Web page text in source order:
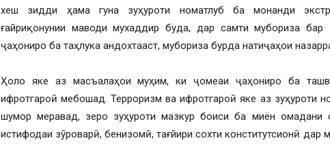
хеш зидди ҳама гуна зуҳуроти номатлуб ба монанди
ғайриқонунии маводи мухаддир буда, дар самти мубориза
ҷаҳониро ба таҳлука андохтааст, мубориза бурда натиҷаҳои
Ҳоло яке аз масъалаҳои муҳим, ки ҷомеаи ҷаҳониро ба
ифротгароӣ мебошад. Терроризм ва ифротгароӣ яке аз зуҳуроти
шумор меравад, зеро зуҳуроти мазкур боиси ба миён омадани
истифодаи зӯроварӣ, бенизомӣ, тағйири сохти конститутсионӣ дар